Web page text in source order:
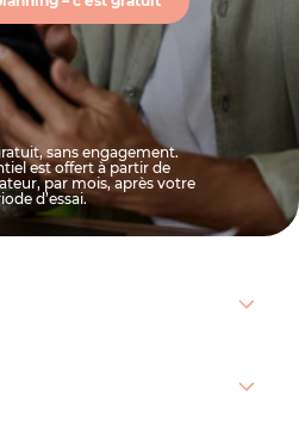
sans engagement.
est offert à partir de
par mois, après votre
d’essai.